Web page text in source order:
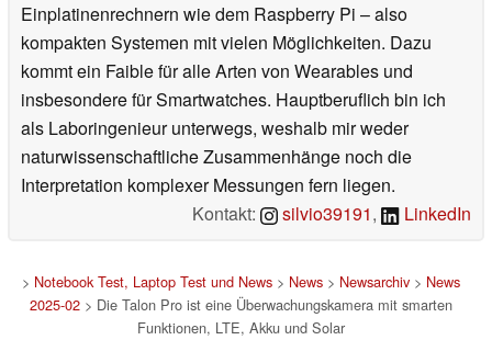
Einplatinenrechnern wie dem Raspberry Pi – also
kompakten Systemen mit vielen Möglichkeiten. Dazu
kommt ein Faible für alle Arten von Wearables und
insbesondere für Smartwatches. Hauptberuflich bin ich
als Laboringenieur unterwegs, weshalb mir weder
naturwissenschaftliche Zusammenhänge noch die
Interpretation komplexer Messungen fern liegen.
Kontakt:
silvio39191, LinkedIn
> Notebook Test, Laptop Test und News> News> Newsarchiv> News
2025-02> Die Talon Pro ist eine Überwachungskamera mit smarten
Funktionen, LTE, Akku und Solar